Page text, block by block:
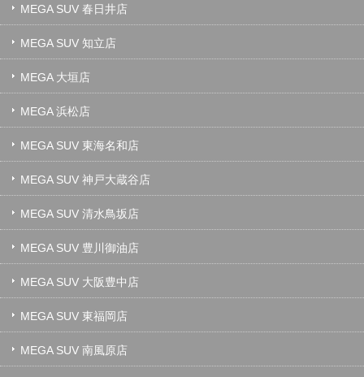
MEGA SUV 春日井店
MEGA SUV 知立店
MEGA 大垣店
MEGA 浜松店
MEGA SUV 東海名和店
MEGA SUV 神戸大蔵谷店
MEGA SUV 清水鳥坂店
MEGA SUV 豊川御油店
MEGA SUV 大阪豊中店
MEGA SUV 東福岡店
MEGA SUV 南風原店